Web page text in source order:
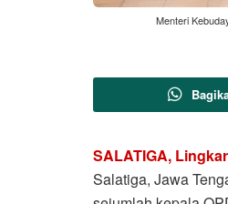
Menteri
SALATIGA,
Salatiga, Jawa